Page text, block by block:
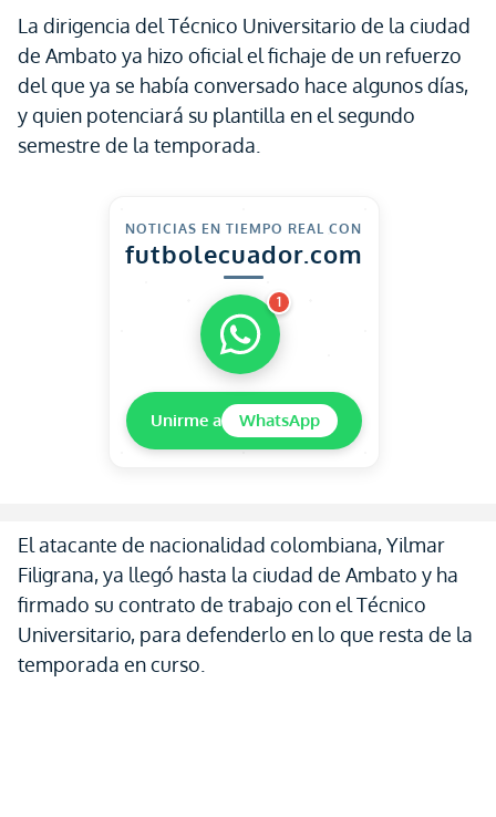
La dirigencia del Técnico Universitario de la ciudad
de Ambato ya hizo oficial el fichaje de un refuerzo
del que ya se había conversado hace algunos días,
y quien potenciará su plantilla en el segundo
semestre de la temporada.
NOTICIAS EN TIEMPO REAL CON
futbolecuador.com
1
Unirme a WhatsApp
El atacante de nacionalidad colombiana, Yilmar
Filigrana, ya llegó hasta la ciudad de Ambato y ha
firmado su contrato de trabajo con el Técnico
Universitario, para defenderlo en lo que resta de la
temporada en curso.